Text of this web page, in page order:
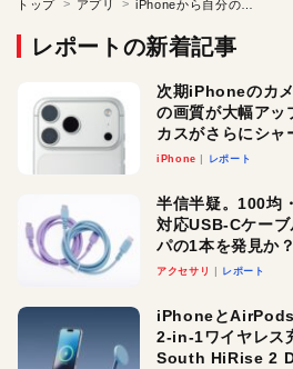
トップ アプリ
レポートの新着記事
次期iPhoneのカ
の画質が大幅アッ
カスがさらにシャ
iPhone レポート
半信半疑。100均
対応USB-Cケー
パの1本を発見か？
アクセサリ レポート
iPhoneとAirPods
2-in-1ワイヤレス
South HiRise 2